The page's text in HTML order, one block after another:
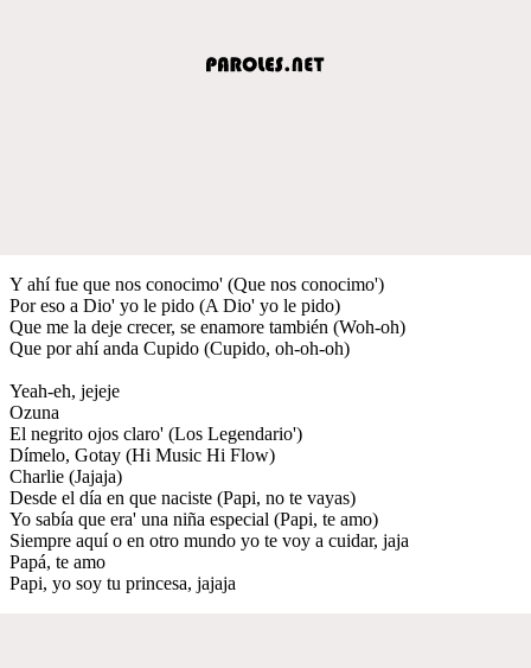
Y ahí fue que nos conocimo' (Que nos conocimo')
Por eso a Dio' yo le pido (A Dio' yo le pido)
Que me la deje crecer, se enamore también (Woh-oh)
Que por ahí anda Cupido (Cupido, oh-oh-oh)
Yeah-eh, jejeje
Ozuna
El negrito ojos claro' (Los Legendario')
Dímelo, Gotay (Hi Music Hi Flow)
Charlie (Jajaja)
Desde el día en que naciste (Papi, no te vayas)
Yo sabía que era' una niña especial (Papi, te amo)
Siempre aquí o en otro mundo yo te voy a cuidar, jaja
Papá, te amo
Papi, yo soy tu princesa, jajaja